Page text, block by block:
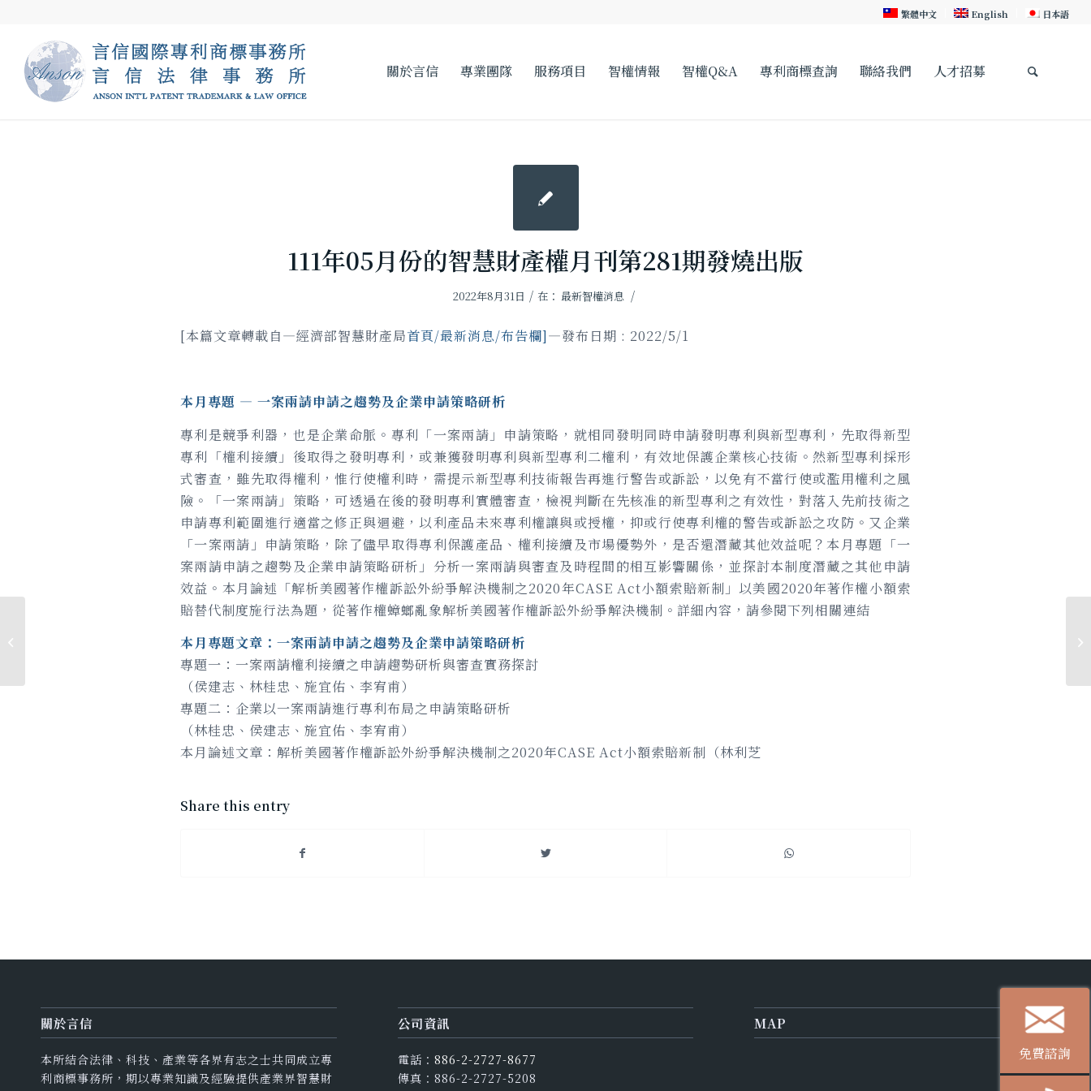
繁體中文 English 日本語
關於言信 專業團隊 服務項目 智權情報 智權Q&A 專利商標查詢 聯絡我們 人才招募
111年05月份的智慧財產權月刊第281期發燒出版
2022年8月31日 / 在： 最新智權消息 /
[本篇文章轉載自—經濟部智慧財產局首頁/最新消息/布告欄]—發布日期 : 2022/5/1
本月專題 — 一案兩請申請之趨勢及企業申請策略研析
專利是競爭利器，也是企業命脈。專利「一案兩請」申請策略，就相同發明同時申請發明專利與新型專利，先取得新型
專利「權利接續」後取得之發明專利，或兼獲發明專利與新型專利二權利，有效地保護企業核心技術。然新型專利採形
式審查，雖先取得權利，惟行使權利時，需提示新型專利技術報告再進行警告或訴訟，以免有不當行使或濫用權利之風
險。「一案兩請」策略，可透過在後的發明專利實體審查，檢視判斷在先核准的新型專利之有效性，對落入先前技術之
申請專利範圍進行適當之修正與迴避，以利產品未來專利權讓與或授權，抑或行使專利權的警告或訴訟之攻防。又企業
「一案兩請」申請策略，除了儘早取得專利保護產品、權利接續及市場優勢外，是否還潛藏其他效益呢？本月專題「一
案兩請申請之趨勢及企業申請策略研析」分析一案兩請與審查及時程間的相互影響關係，並探討本制度潛藏之其他申請
效益。本月論述「解析美國著作權訴訟外紛爭解決機制之2020年CASE Act小額索賠新制」以美國2020年著作權小額索
賠替代制度施行法為題，從著作權蟑螂亂象解析美國著作權訴訟外紛爭解決機制。詳細內容，請參閱下列相關連結
本月專題文章：一案兩請申請之趨勢及企業申請策略研析
專題一：一案兩請權利接續之申請趨勢研析與審查實務探討
（侯建志、林桂忠、施宜佑、李宥甫）
專題二：企業以一案兩請進行專利布局之申請策略研析
（林桂忠、侯建志、施宜佑、李宥甫）
本月論述文章：解析美國著作權訴訟外紛爭解決機制之2020年CASE Act小額索賠新制（林利芝
Share this entry
關於言信
本所結合法律、科技、產業等各界有志之士共同成立專
利商標事務所，期以專業知識及經驗提供產業界智慧財
公司資訊
電話： 886-2-2727-8677
傳真：886-2-2727-5208
MAP
免費諮詢
★言信專題分享- 2022美國專利商標局